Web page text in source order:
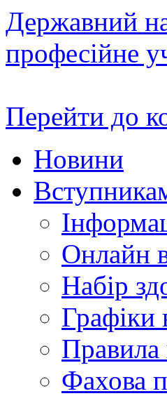
Державний
професійне
Перейти до
Новини
Онлайн
Набір
Графіки
Правила
Фахова